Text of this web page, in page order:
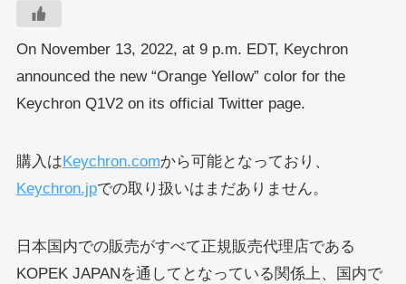
On November 13, 2022, at 9 p.m. EDT, Keychron
announced the new “Orange Yellow” color for the
Keychron Q1V2 on its official Twitter page.
購入は Keychron.comから可能となっており、
Keychron.jpでの取り扱いはまだありません。
日本国内での販売がすべて正規販売代理店である
KOPEK JAPANを通してとなっている関係上、国内で